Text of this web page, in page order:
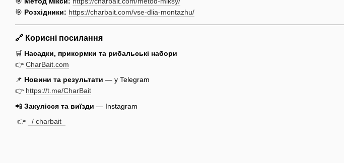
🎯 Розхідники: https://charbait.com/vse-dlia-montazhu/
🔗 Корисні посилання
🛒 Насадки, прикормки та рибальські набори
👉 CharBait.com
📌 Новини та результати — у Telegram
👉 https://t.me/CharBait
📲 Закулісся та виїзди — Instagram
👉
/ charbait